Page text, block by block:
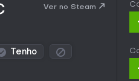
Ver no Steam
Tenho